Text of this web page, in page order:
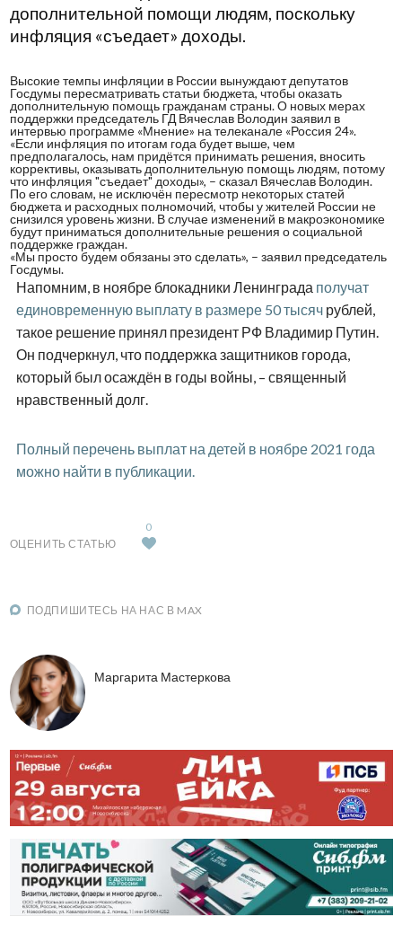
дополнительной помощи людям, поскольку
инфляция «съедает» доходы.
Высокие темпы инфляции в России вынуждают депутатов
Госдумы пересматривать статьи бюджета, чтобы оказать
дополнительную помощь гражданам страны.О новых мерах
поддержки председатель ГД Вячеслав Володин заявил в
интервью программе «Мнение» на телеканале «Россия 24».
«Если инфляция по итогам года будет выше, чем
предполагалось, нам придётся принимать решения, вносить
коррективы, оказывать дополнительную помощь людям, потому
что инфляция "съедает" доходы», – сказал Вячеслав Володин.
По его словам, не исключён пересмотр некоторых статей
бюджета и расходных полномочий, чтобы у жителей России не
снизился уровень жизни. В случае изменений в макроэкономике
будут приниматься дополнительные решения о социальной
поддержке граждан.
«Мы просто будем обязаны это сделать», – заявил председатель
Госдумы.
Напомним, в ноябре блокадники Ленинграда получат
единовременную выплату в размере 50 тысячрублей,
такое решение принял президент РФ Владимир Путин.
Он подчеркнул, что поддержка защитников города,
который был осаждён в годы войны, – священный
нравственный долг.
Полный перечень выплат на детей в ноябре 2021 года
можно найти в публикации.
ОЦЕНИТЬ СТАТЬЮ
0
ПОДПИШИТЕСЬ НА НАС В MAX
Маргарита Мастеркова